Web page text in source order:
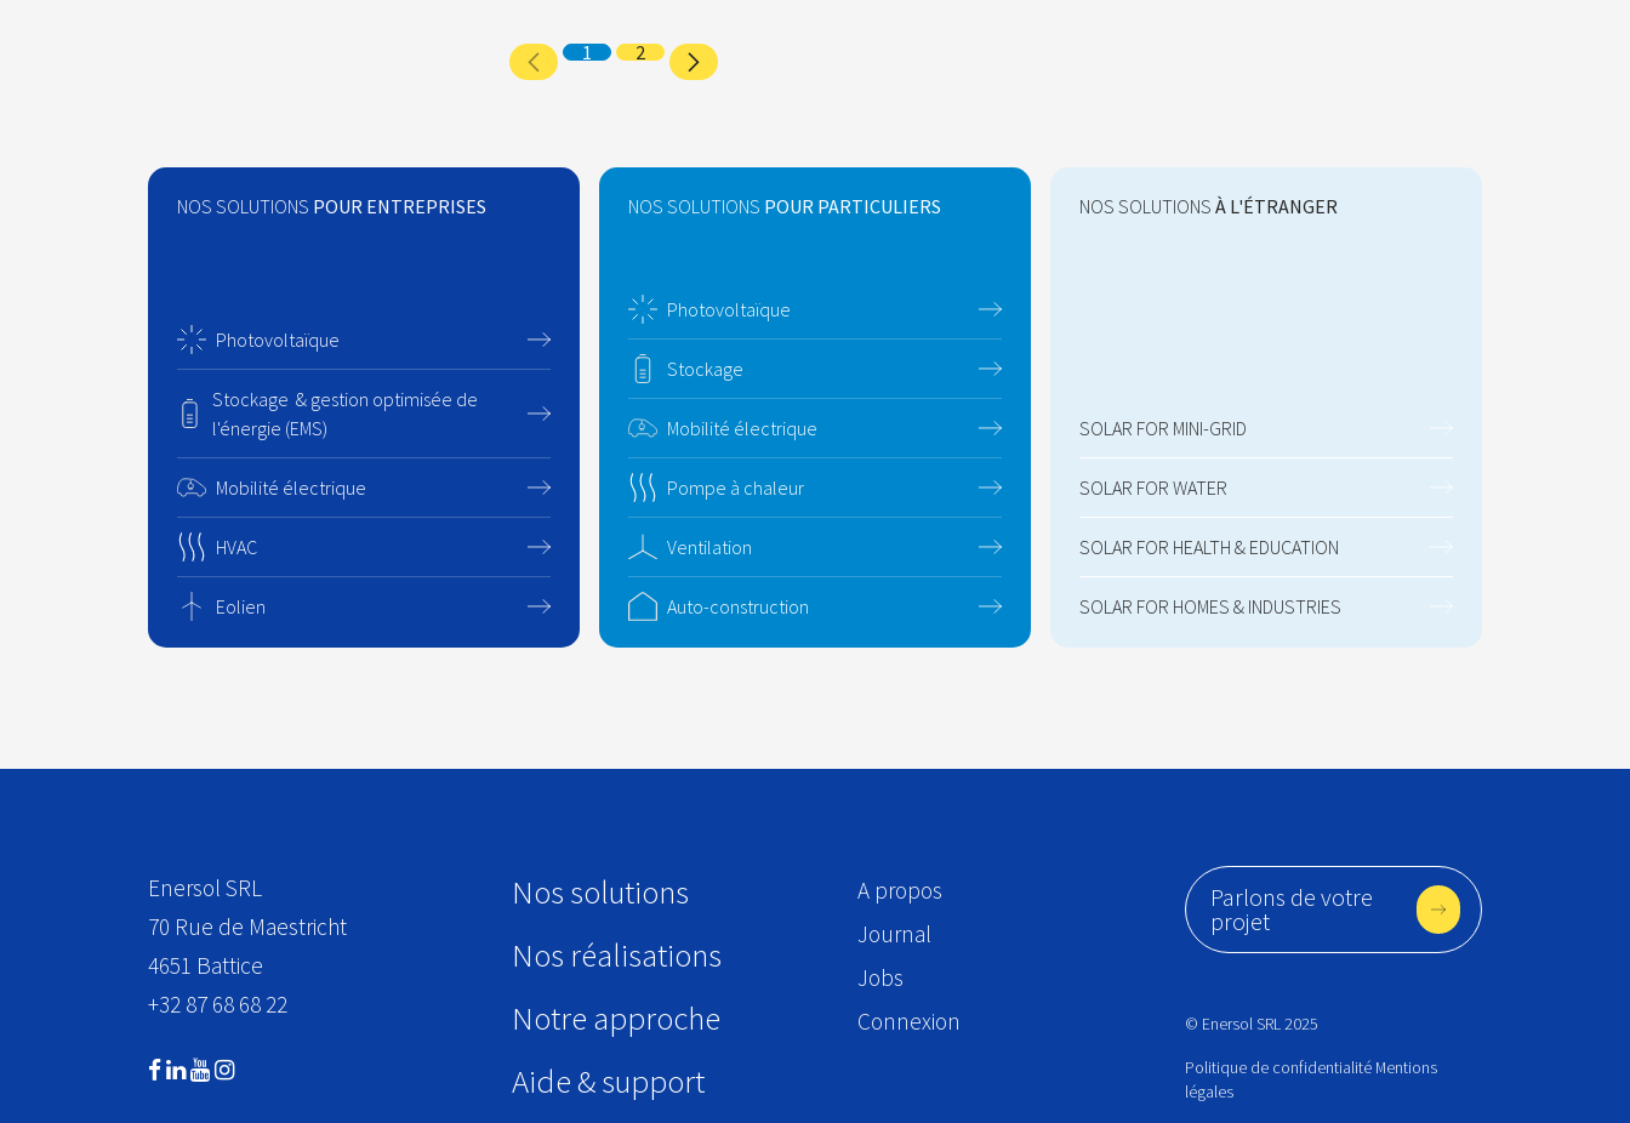
1 2
NOS SOLUTIONS POUR ENTREPRISES
Photovoltaïque
Stockage & gestion optimisée de
l'énergie (EMS)
Mobilité électrique
HVAC
Eolien
NOS SOLUTIONS POUR PARTICULIERS
Photovoltaïque
Stockage
Mobilité électrique
Pompe à chaleur
Ventilation
Auto-construction
NOS SOLUTIONS À L'ÉTRANGER
SOLAR FOR MINI-GRID
SOLAR FOR WATER
SOLAR FOR HEALTH & EDUCATION
SOLAR FOR HOMES & INDUSTRIES
Enersol SRL
70 Rue de Maestricht
4651 Battice
+32 87 68 68 22
Nos solutions
Nos réalisations
Notre approche
Aide & support
A propos
Journal
Jobs
Connexion
Parlons de votre
projet
© Enersol SRL 2025
Politique de confidentialité Mentions
légales